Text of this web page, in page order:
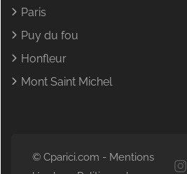
Paris
Puy du fou
Honfleur
Mont Saint Michel
© Cparici.com - Mentions